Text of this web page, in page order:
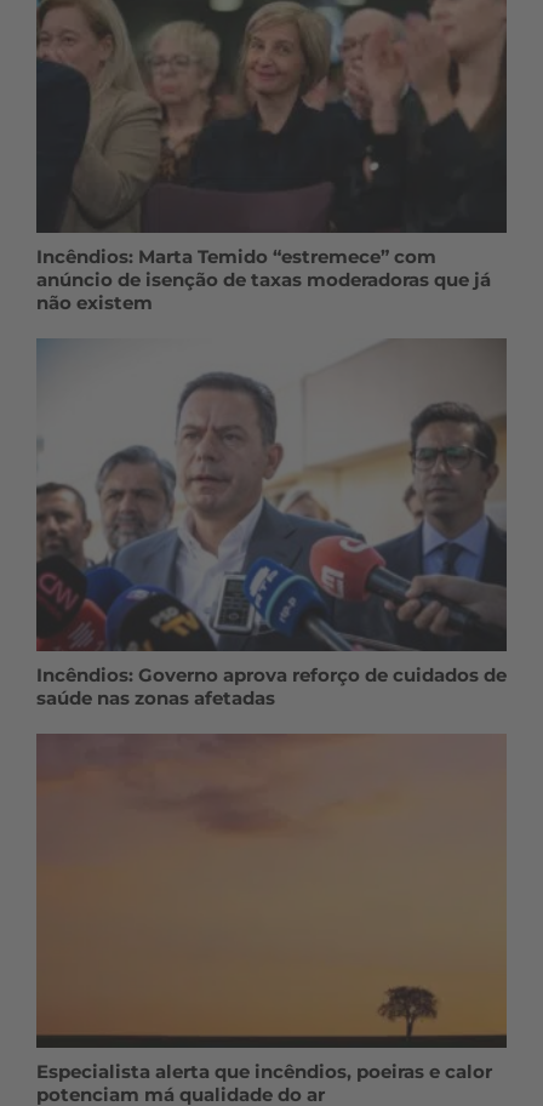
Incêndios: Marta Temido “estremece” com
anúncio de isenção de taxas moderadoras que já
não existem
Incêndios: Governo aprova reforço de cuidados de
saúde nas zonas afetadas
Especialista alerta que incêndios, poeiras e calor
potenciam má qualidade do ar